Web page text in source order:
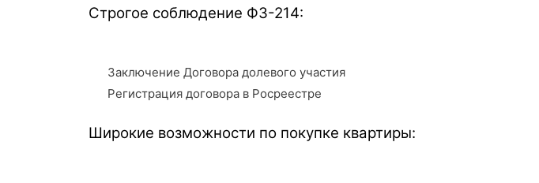
Строгое соблюдение ФЗ-214:
Заключение Договора долевого участия
Регистрация договора в Росреестре
Широкие возможности по покупке квартиры: